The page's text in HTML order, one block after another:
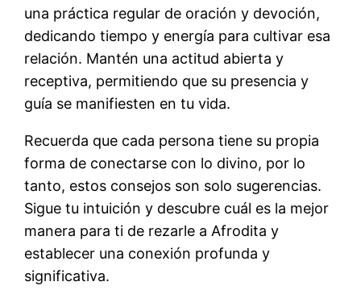
una práctica regular de oración y devoción,
dedicando tiempo y energía para cultivar esa
relación. Mantén una actitud abierta y
receptiva, permitiendo que su presencia y
guía se manifiesten en tu vida.
Recuerda que cada persona tiene su propia
forma de conectarse con lo divino, por lo
tanto, estos consejos son solo sugerencias.
Sigue tu intuición y descubre cuál es la mejor
manera para ti de rezarle a Afrodita y
establecer una conexión profunda y
significativa.